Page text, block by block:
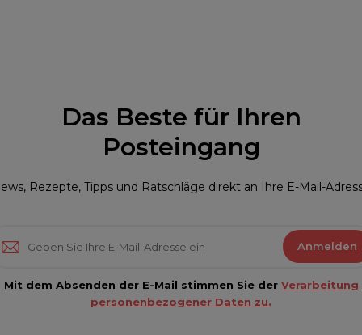
Das Beste für Ihren
Posteingang
Rezepte, Tipps und Ratschläge direkt an Ihre E-Mail-
Anmelden
Mit dem Absenden der E-Mail stimmen Sie der Verarbeitung
personenbezogener Daten zu.